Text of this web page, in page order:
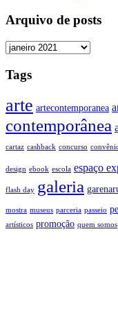
Arquivo de posts
Tags
arte artecontemporanea
contemporânea
cartaz cashback concurso
design ebook escola espaço
flash day galeria
mostra museus parceria passeio
artísticos promoção quem somos